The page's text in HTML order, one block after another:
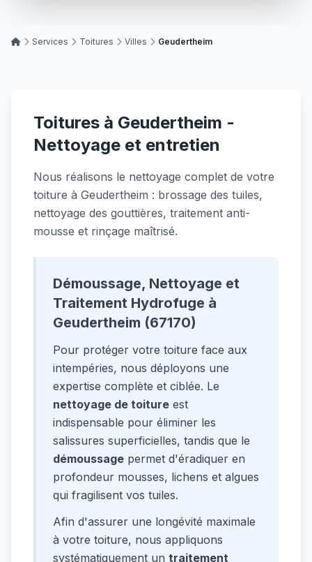
Services Toitures Villes Geudertheim
Toitures à Geudertheim -
Nettoyage et entretien
Nous réalisons le nettoyage complet de votre
toiture à Geudertheim : brossage des tuiles,
nettoyage des gouttières, traitement anti-
mousse et rinçage maîtrisé.
Démoussage, Nettoyage et
Traitement Hydrofuge à
Geudertheim (67170)
Pour protéger votre toiture face aux
intempéries, nous déployons une
expertise complète et ciblée. Le
nettoyage de toiture est
indispensable pour éliminer les
salissures superficielles, tandis que le
démoussage permet d'éradiquer en
profondeur mousses, lichens et algues
qui fragilisent vos tuiles.
Afin d'assurer une longévité maximale
à votre toiture, nous appliquons
systématiquement un traitement